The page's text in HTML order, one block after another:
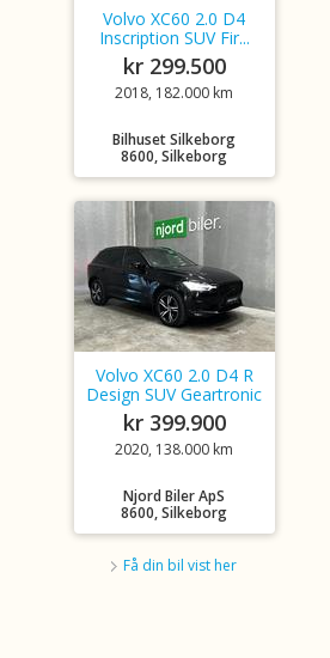
Volvo XC60 2.0 D4
Inscription SUV Fir...
kr 299.500
2018, 182.000 km
Bilhuset Silkeborg
8600, Silkeborg
Volvo XC60 2.0 D4 R
Design SUV Geartronic
kr 399.900
2020, 138.000 km
Njord Biler ApS
8600, Silkeborg
Få din bil vist her